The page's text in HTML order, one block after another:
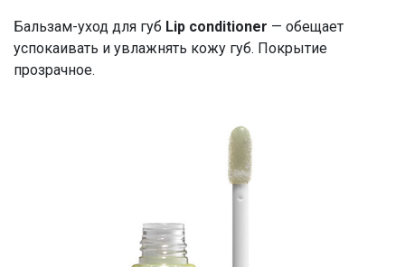
Бальзам-уход для губ Lip conditioner — обещает
успокаивать и увлажнять кожу губ. Покрытие
прозрачное.